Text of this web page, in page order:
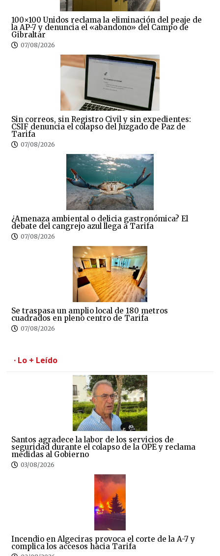
100×100 Unidos reclama la eliminación del peaje de
la AP-7 y denuncia el «abandono» del Campo de
Gibraltar
07/08/2026
Sin correos, sin Registro Civil y sin expedientes:
CSIF denuncia el colapso del Juzgado de Paz de
Tarifa
07/08/2026
¿Amenaza ambiental o delicia gastronómica? El
debate del cangrejo azul llega a Tarifa
07/08/2026
Se traspasa un amplio local de 180 metros
cuadrados en pleno centro de Tarifa
07/08/2026
· Lo + Leído
Santos agradece la labor de los servicios de
seguridad durante el colapso de la OPE y reclama
medidas al Gobierno
03/08/2026
Incendio en Algeciras provoca el corte de la A-7 y
complica los accesos hacia Tarifa